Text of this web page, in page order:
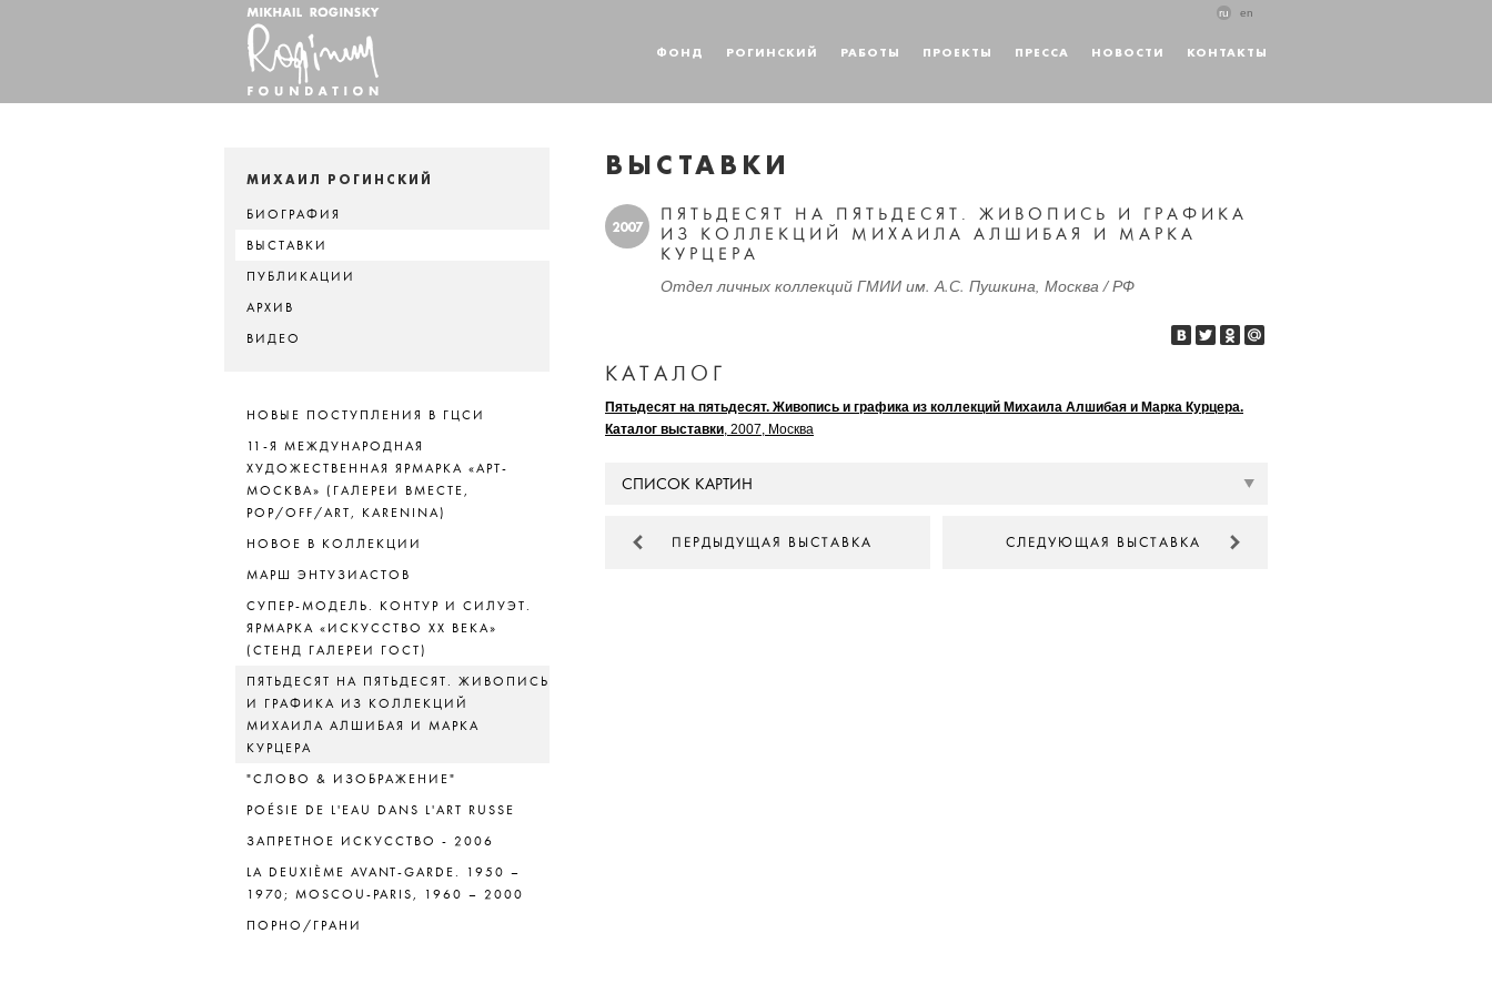
ФОНД РОГИНСКИЙ РАБОТЫ ПРОЕКТЫ ПРЕССА НОВОСТИ КОНТАКТЫ
ru en
МИХАИЛ РОГИНСКИЙ
БИОГРАФИЯ
ВЫСТАВКИ
ПУБЛИКАЦИИ
АРХИВ
ВИДЕО
НОВЫЕ ПОСТУПЛЕНИЯ В ГЦСИ
11-Я МЕЖДУНАРОДНАЯ
ХУДОЖЕСТВЕННАЯ ЯРМАРКА «АРТ-
МОСКВА» (ГАЛЕРЕИ ВМЕСТЕ,
POP/OFF/ART, KARENINA)
НОВОЕ В КОЛЛЕКЦИИ
МАРШ ЭНТУЗИАСТОВ
СУПЕР-МОДЕЛЬ. КОНТУР И СИЛУЭТ.
ЯРМАРКА «ИСКУССТВО ХХ ВЕКА»
(СТЕНД ГАЛЕРЕИ ГОСТ)
ПЯТЬДЕСЯТ НА ПЯТЬДЕСЯТ. ЖИВОПИСЬ
И ГРАФИКА ИЗ КОЛЛЕКЦИЙ
МИХАИЛА АЛШИБАЯ И МАРКА
КУРЦЕРА
"СЛОВО & ИЗОБРАЖЕНИЕ"
POÉSIE DE L'EAU DANS L'ART RUSSE
ЗАПРЕТНОЕ ИСКУССТВО - 2006
LA DEUXIÈME AVANT-GARDE. 1950 –
1970; MOSCOU-PARIS, 1960 – 2000
ПОРНО/ГРАНИ
ВЫСТАВКИ
2007
ПЯТЬДЕСЯТ НА ПЯТЬДЕСЯТ. ЖИВОПИСЬ И ГРАФИКА
ИЗ КОЛЛЕКЦИЙ МИХАИЛА АЛШИБАЯ И МАРКА
КУРЦЕРА
Отдел личных коллекций ГМИИ им. А.С. Пушкина, Москва / РФ
КАТАЛОГ
Пятьдесят на пятьдесят. Живопись и графика из коллекций Михаила Алшибая и Марка Курцера.
Каталог выставки, 2007, Москва
СПИСОК КАРТИН
СЛЕДУЮЩАЯ ВЫСТАВКА
ПЕРДЫДУЩАЯ ВЫСТАВКА